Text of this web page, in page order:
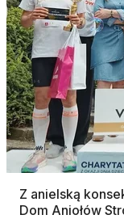
Z anielską
Dom Aniołów